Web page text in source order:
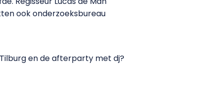
ook onderzoeksbureau
en de afterparty met dj?